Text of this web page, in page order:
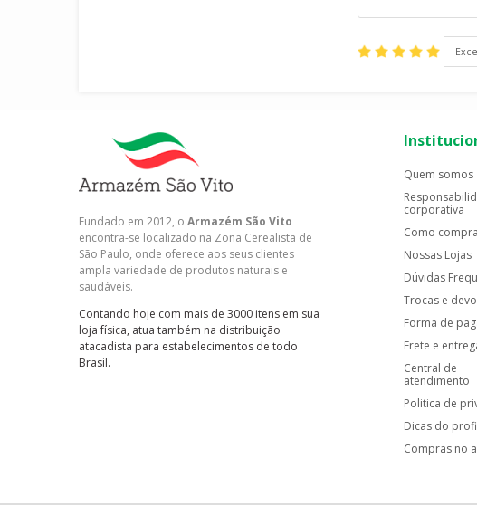
Fundado em 2012, o Armazém São Vito
encontra-se localizado na Zona Cerealista de
São Paulo, onde oferece aos seus clientes
ampla variedade de produtos naturais e
saudáveis.
Contando hoje com mais de 3000 itens em sua
loja física, atua também na distribuição
atacadista para estabelecimentos de todo
Brasil.
Quem somos
corporativa
Como
Nossas Lojas
Dúvidas
Trocas e
Forma de
Frete e
Central de
atendimento
Politica de
Dicas do
Compras no